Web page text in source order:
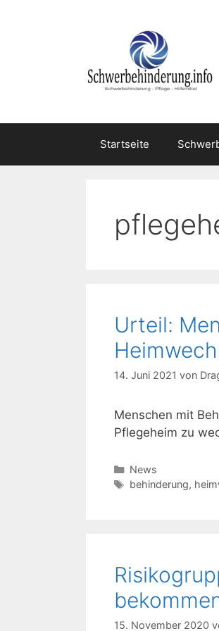
Startseite
Urteil:
14. Juni 2021 von
Menschen mit
Pflegeheim zu
Kategorien
News
Schlagwörter
behinderung,
15. November 2020